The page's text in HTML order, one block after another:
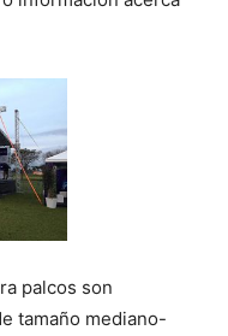
palcos son
tamaño mediano-